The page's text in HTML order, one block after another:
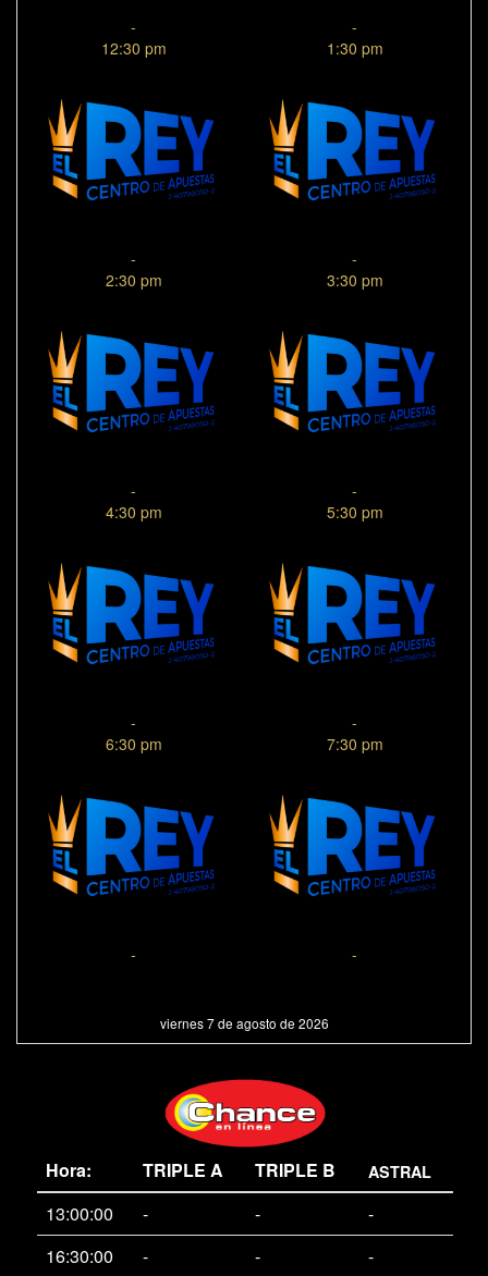
-
-
12:30 pm
-
1:30 pm
-
2:30 pm
-
3:30 pm
-
4:30 pm
-
5:30 pm
-
6:30 pm
-
7:30 pm
-
viernes 7 de agosto de 2026
Hora: TRIPLE A TRIPLE B ASTRAL
13:00:00 - -
-
16:30:00
- -
-